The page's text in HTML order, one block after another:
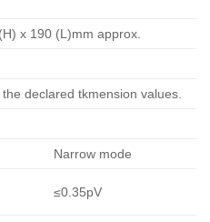
x 190 (L)mm approx.
declared tkmension values.
Narrow mode
≤0.35pV